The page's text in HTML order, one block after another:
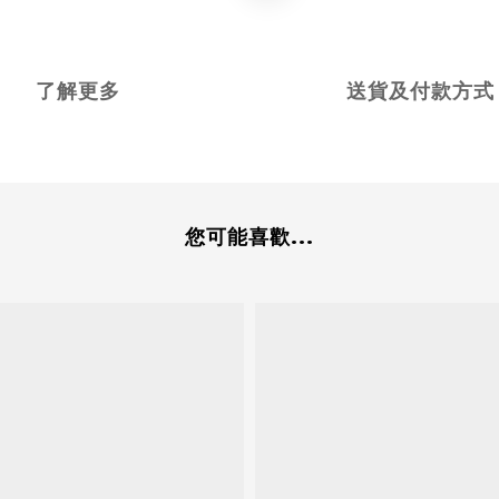
了解更多 送貨及付款方式
您可能喜歡...